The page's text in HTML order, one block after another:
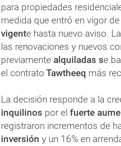
para propiedades
medida que entró en vigor
vigente hasta nuevo aviso.
las renovaciones y nuevos
previamente alquiladas se
el contrato Tawtheeq más
La decisión responde a la
inquilinos por el fuerte
registraron incrementos de
inversión y un 16% en